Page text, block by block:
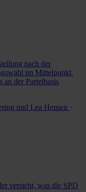
nach der
im Mittelpunkt.
an der Parteibasis
und Lea Hensen ·
versteht, was die SPD